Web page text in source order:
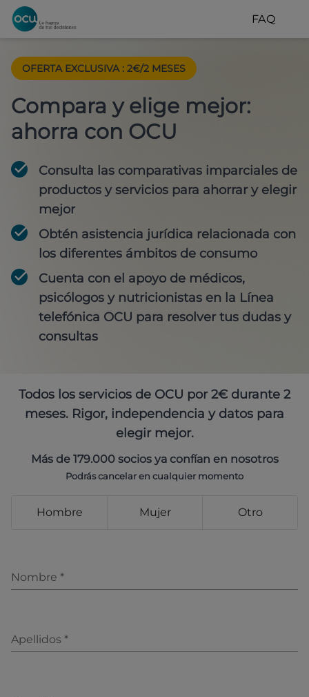
FAQ
OFERTA EXCLUSIVA : 2€/2 MESES
Compara y elige mejor:
ahorra con OCU
Consulta las comparativas imparciales de
productos y servicios para ahorrar y elegir
mejor
Obtén asistencia jurídica relacionada con
los diferentes ámbitos de consumo
Cuenta con el apoyo de médicos,
psicólogos y nutricionistas en la Línea
telefónica OCU para resolver tus dudas y
consultas
Todos los servicios de OCU por 2€ durante 2
meses. Rigor, independencia y datos para
elegir mejor.
Más de 179.000 socios ya confían en nosotros
Podrás cancelar en cualquier momento
Hombre Mujer Otro
Nombre *
Apellidos *